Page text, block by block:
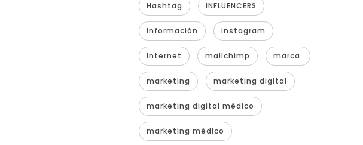
Hashtag INFLUENCERS
información instagram
Internet mailchimp marca.
marketing marketing digital
marketing digital médico
marketing médico